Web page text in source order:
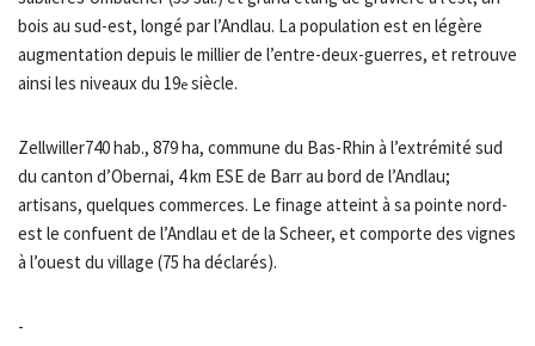
bois au sud-est, longé par l’Andlau. La population est en légère
augmentation depuis le millier de l’entre-deux-guerres, et retrouve
ainsi les niveaux du 19e siècle.
Zellwiller740 hab., 879 ha, commune du Bas-Rhin à l’extrémité sud
du canton d’Obernai, 4 km ESE de Barr au bord de l’Andlau;
artisans, quelques commerces. Le finage atteint à sa pointe nord-
est le confuent de l’Andlau et de la Scheer, et comporte des vignes
à l’ouest du village (75 ha déclarés).
-